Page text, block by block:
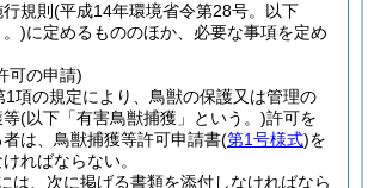
規則 (平成14年環境省令第28号。以下
。)に定めるもののほか、必要な事項を定め
可の申請)
1項の規定により、鳥獣の保護又は管理の
等(以下「有害鳥獣捕獲」という。)許可を
は、鳥獣捕獲等許可申請書(第1号様式)を
ればならない。
は、次に掲げる書類を添付しなければなら